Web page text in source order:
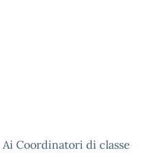
Ai Coordinatori di classe